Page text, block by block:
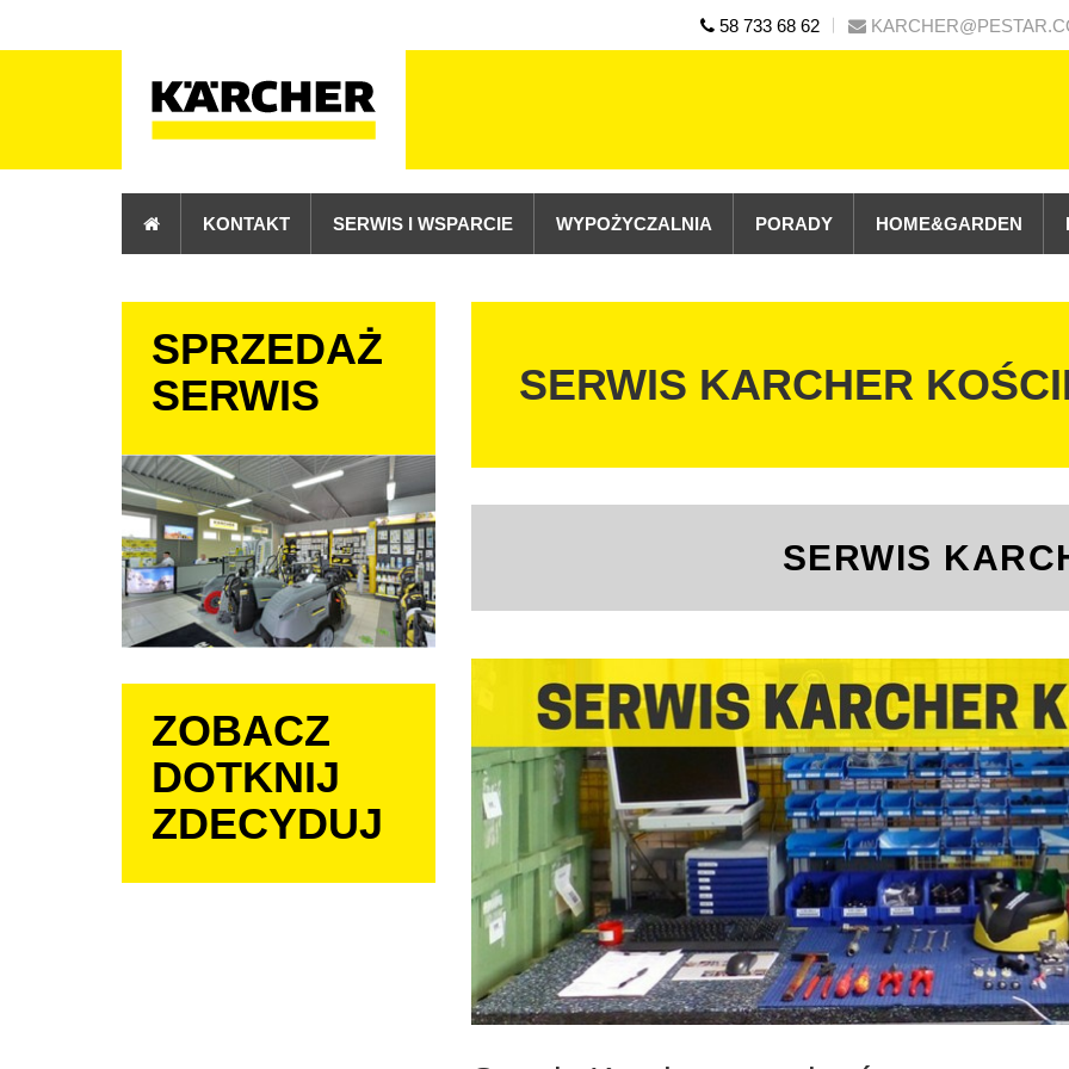
58 733 68 62
KONTAKT SERWIS I WSPARCIE WYPOŻYCZALNIA PORADY HOME&GARDEN
SPRZEDAŻ
SERWIS
ZOBACZ
DOTKNIJ
ZDECYDUJ
SERWIS KARCHER
SERWIS